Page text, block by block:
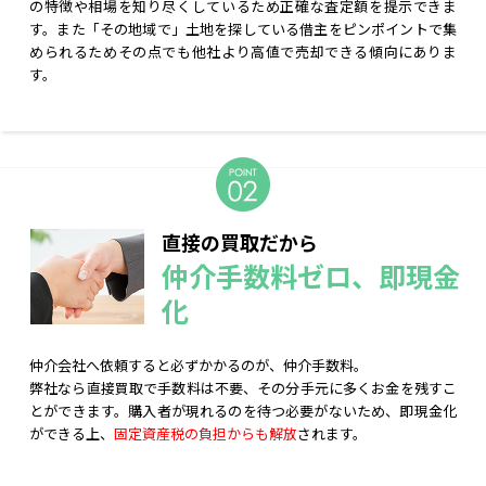
の特徴や相場を知り尽くしているため正確な査定額を提示できま
す。また「その地域で」土地を探している借主をピンポイントで集
められるためその点でも他社より高値で売却できる傾向にありま
す。
直接の買取だから
仲介手数料ゼロ、即現金
化
仲介会社へ依頼すると必ずかかるのが、仲介手数料。
弊社なら直接買取で手数料は不要、その分手元に多くお金を残すこ
とができます。購入者が現れるのを待つ必要がないため、即現金化
ができる上、 固定資産税の負担からも解放されます。